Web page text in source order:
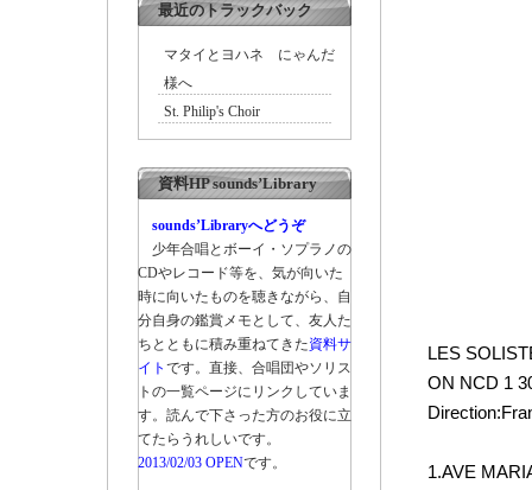
最近のトラックバック
マタイとヨハネ にゃんだ
様へ
St. Philip's Choir
資料HP sounds’Library
sounds’Libraryへどうぞ
少年合唱とボーイ・ソプラノの
CDやレコード等を、気が向いた
時に向いたものを聴きながら、自
分自身の鑑賞メモとして、友人た
ちとともに積み重ねてきた資料サ
イト です。直接、合唱団やソリス
トの一覧ページにリンクしていま
す。読んで下さった方のお役に立
てたらうれしいです。
2013/02/03 OPENです。
LES
ON NCD 1
1.AVE